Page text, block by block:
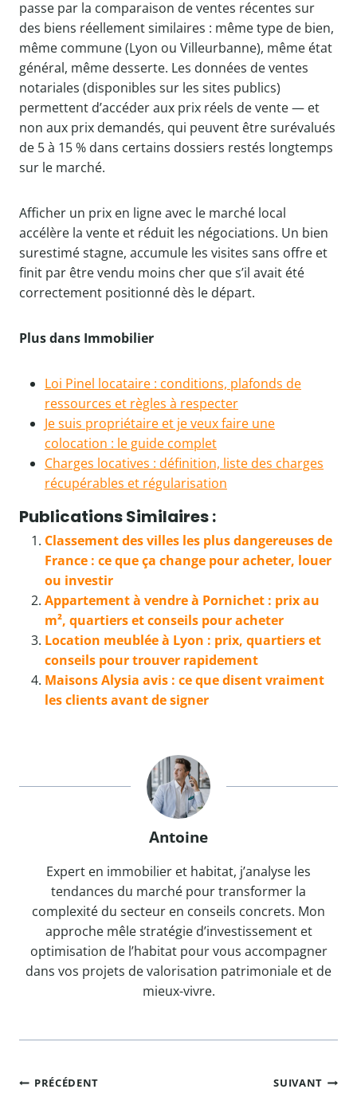
passe par la comparaison de ventes récentes sur
des biens réellement similaires : même type de bien,
même commune (Lyon ou Villeurbanne), même état
général, même desserte. Les données de ventes
notariales (disponibles sur les sites publics)
permettent d’accéder aux prix réels de vente — et
non aux prix demandés, qui peuvent être surévalués
de 5 à 15 % dans certains dossiers restés longtemps
sur le marché.
Afficher un prix en ligne avec le marché local
accélère la vente et réduit les négociations. Un bien
surestimé stagne, accumule les visites sans offre et
finit par être vendu moins cher que s’il avait été
correctement positionné dès le départ.
Plus dans Immobilier
Loi Pinel locataire : conditions, plafonds de
ressources et règles à respecter
Je suis propriétaire et je veux faire une
colocation : le guide complet
Charges locatives : définition, liste des charges
récupérables et régularisation
Publications Similaires :
Classement des villes les plus dangereuses de
France : ce que ça change pour acheter, louer
ou investir
Appartement à vendre à Pornichet : prix au
m², quartiers et conseils pour acheter
Location meublée à Lyon : prix, quartiers et
conseils pour trouver rapidement
Maisons Alysia avis : ce que disent vraiment
les clients avant de signer
Antoine
Expert en immobilier et habitat, j’analyse les
tendances du marché pour transformer la
complexité du secteur en conseils concrets. Mon
approche mêle stratégie d’investissement et
optimisation de l’habitat pour vous accompagner
dans vos projets de valorisation patrimoniale et de
mieux-vivre.
PRÉCÉDENT SUIVANT